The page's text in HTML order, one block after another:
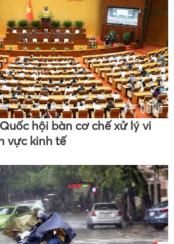
hội bàn cơ chế xử lý vi
vực kinh tế